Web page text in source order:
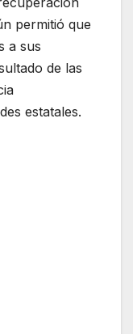
permitió que
a sus
de las
estatales.